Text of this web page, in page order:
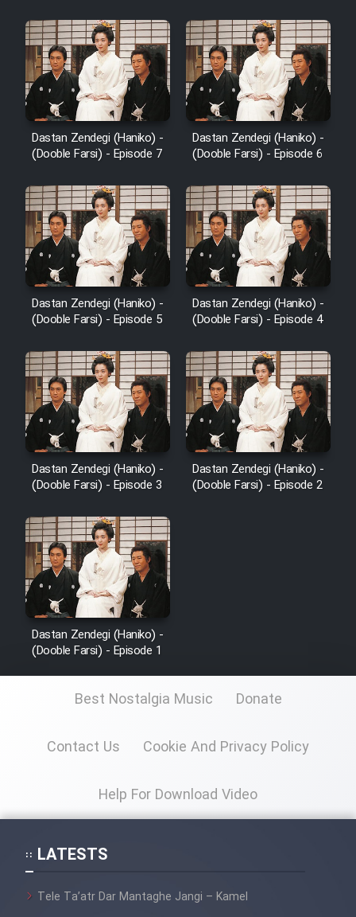
Dastan Zendegi (Haniko) -
(Dooble Farsi) - Episode 7
Dastan Zendegi (Haniko) -
(Dooble Farsi) - Episode 6
Dastan Zendegi (Haniko) -
(Dooble Farsi) - Episode 5
Dastan Zendegi (Haniko) -
(Dooble Farsi) - Episode 4
Dastan Zendegi (Haniko) -
(Dooble Farsi) - Episode 3
Dastan Zendegi (Haniko) -
(Dooble Farsi) - Episode 2
Dastan Zendegi (Haniko) -
(Dooble Farsi) - Episode 1
Best Nostalgia Music Donate
Contact Us Cookie And Privacy Policy
Help For Download Video
LATESTS
Tele Ta’atr Dar Mantaghe Jangi – Kamel